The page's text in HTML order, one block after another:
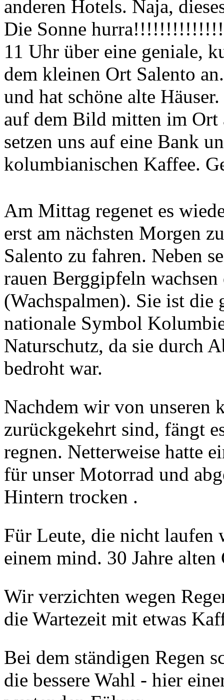
anderen Hotels. Naja,
Die Sonne
11 Uhr über eine geniale,
dem kleinen Ort Salento
und hat schöne alte
auf dem Bild mitten im Ort
setzen uns auf eine Bank
kolumbianischen Kaffee.
Am Mittag regenet es
erst am nächsten Morgen
Salento zu fahren. Neben
rauen Berggipfeln
(Wachspalmen). Sie ist die
nationale Symbol
Naturschutz, da sie durch
bedroht war.
Nachdem wir von unseren
zurückgekehrt sind, fängt
regnen. Netterweise hatte
für unser Motorrad und
Hintern trocken .
Für Leute, die nicht laufen
einem mind. 30 Jahre alten
Wir verzichten wegen
die Wartezeit mit etwas
Bei dem ständigen Regen
die bessere Wahl - hier